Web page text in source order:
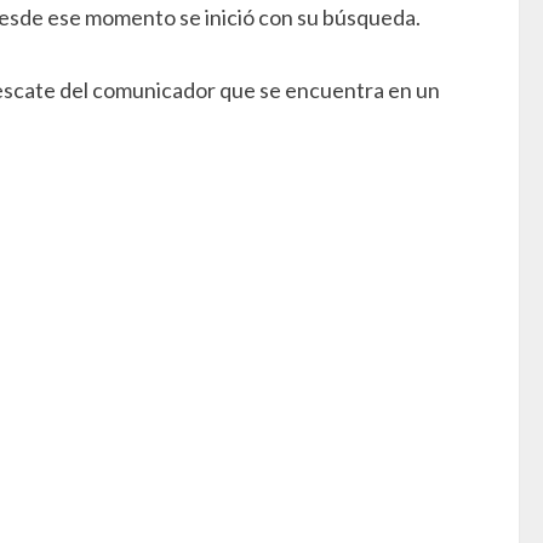
ese momento se inició con su búsqueda.
del comunicador que se encuentra en un